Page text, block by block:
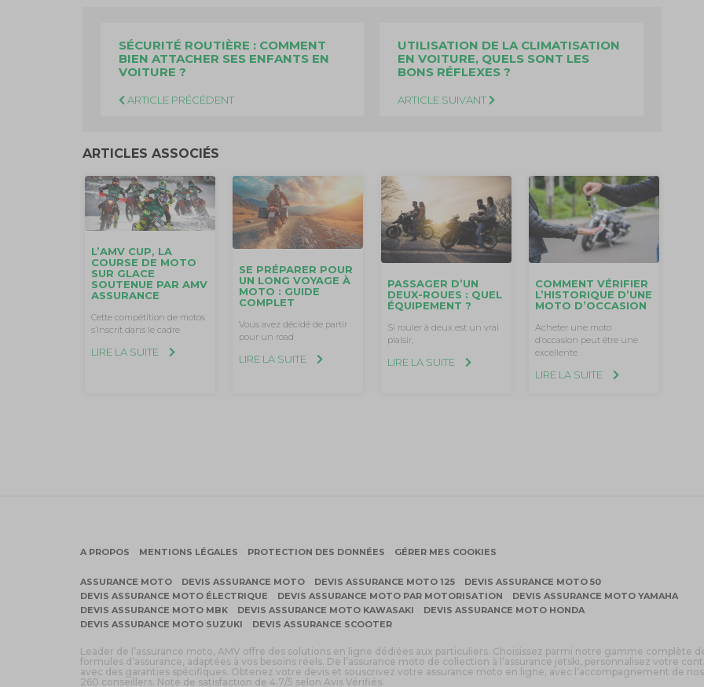
SÉCURITÉ ROUTIÈRE : COMMENT
BIEN ATTACHER SES ENFANTS EN
VOITURE ?
ARTICLE PRÉCÉDENT
UTILISATION DE LA CLIMATISATION
EN VOITURE, QUELS SONT LES
BONS RÉFLEXES ?
ARTICLE SUIVANT
ARTICLES ASSOCIÉS
L’AMV CUP, LA
COURSE DE MOTO
SUR GLACE
SOUTENUE PAR AMV
ASSURANCE
Cette compétition de motos
s’inscrit dans le cadre
LIRE LA SUITE
SE PRÉPARER POUR
UN LONG VOYAGE À
MOTO : GUIDE
COMPLET
Vous avez décidé de partir
pour un road
LIRE LA SUITE
PASSAGER D’UN
DEUX-ROUES : QUEL
ÉQUIPEMENT ?
Si rouler à deux est un vrai
plaisir,
LIRE LA SUITE
COMMENT VÉRIFIER
L’HISTORIQUE D’UNE
MOTO D’OCCASION
Acheter une moto
d’occasion peut être une
excellente
LIRE LA SUITE
A PROPOS MENTIONS LÉGALES PROTECTION DES DONNÉES GÉRER MES COOKIES
ASSURANCE MOTO DEVIS ASSURANCE MOTO DEVIS ASSURANCE MOTO 125
DEVIS ASSURANCE MOTO 50
DEVIS ASSURANCE MOTO ÉLECTRIQUE
DEVIS ASSURANCE MOTO PAR MOTORISATION
DEVIS ASSURANCE MOTO YAMAHA
DEVIS ASSURANCE MOTO MBK
DEVIS ASSURANCE MOTO KAWASAKI
DEVIS ASSURANCE MOTO HONDA
DEVIS ASSURANCE MOTO SUZUKI
DEVIS ASSURANCE SCOOTER
Leader de l’assurance moto, AMV offre des solutions en ligne dédiées aux particuliers. Choisissez parmi notre gamme complète
formules d’assurance, adaptées à vos besoins réels. De l’assurance moto de collection à l’assurance jetski, personnalisez votre
avec des garanties spécifiques. Obtenez votre devis et souscrivez votre assurance moto en ligne, avec l’accompagnement de nos
260 conseillers. Note de satisfaction de 4.7/5 selon Avis Vérifiés.